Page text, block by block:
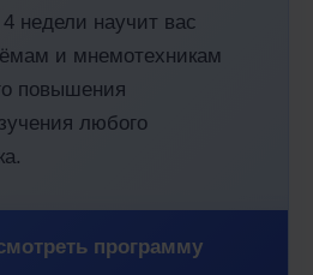
недели научит вас
и мнемотехникам
повышения
любого
программу